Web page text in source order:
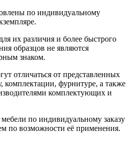
по индивидуальному
их различия и более быстрого
образцов не являются
знаком.
отличаться от представленных
комплектации, фурнитуре, а также
комплектующих и
по индивидуальному заказу
по возможности её применения.